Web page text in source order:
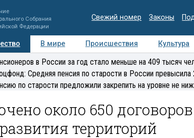
Собрания
Федерации
Свежий номер Законы
В мире Происшествия Культура
Регионы Медиацентр Интервью
в России за год стало меньше на 409 тысяч
Средняя пенсия по старости в России превысила
по старости предложили закрепить на уровне не
около 650 договоров
территорий